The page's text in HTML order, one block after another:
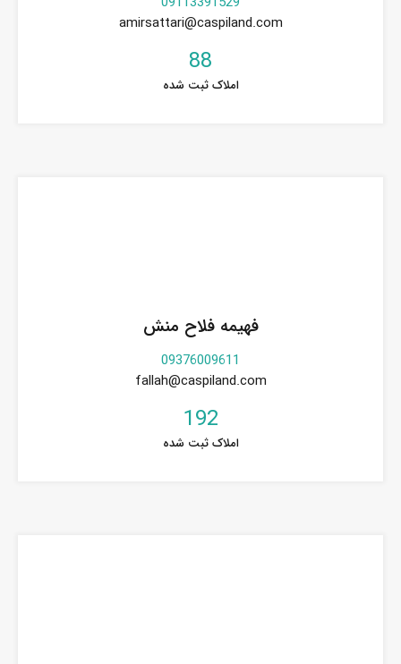
amirsattari@caspiland.com
88
املاک ثبت شده
فهیمه فلاح منش
09376009611
fallah@caspiland.com
192
املاک ثبت شده